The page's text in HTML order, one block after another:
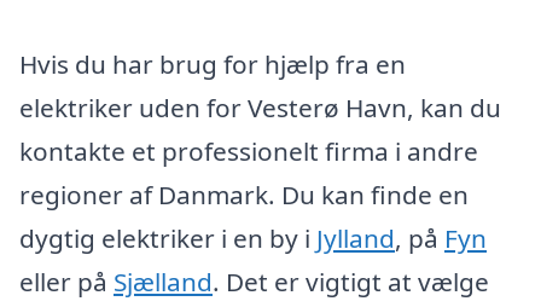
Hvis du har brug for hjælp fra en
elektriker uden for Vesterø Havn, kan du
kontakte et professionelt firma i andre
regioner af Danmark. Du kan finde en
dygtig elektriker i en by i Jylland, på Fyn
eller på Sjælland. Det er vigtigt at vælge